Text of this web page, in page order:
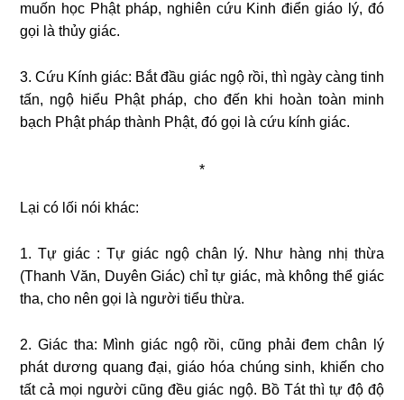
muốn học Phật pháp, nghiên cứu Kinh điển giáo lý, đó
gọi là thủy giác.
3. Cứu Kính giác: Bắt đầu giác ngộ rồi, thì ngày càng tinh
tấn, ngộ hiểu Phật pháp, cho đến khi hoàn toàn minh
bạch Phật pháp thành Phật, đó gọi là cứu kính giác.
*
Lại có lối nói khác:
1. Tự giác : Tự giác ngộ chân lý. Như hàng nhị thừa
(Thanh Văn, Duyên Giác) chỉ tự giác, mà không thể giác
tha, cho nên gọi là người tiểu thừa.
2. Giác tha: Mình giác ngộ rồi, cũng phải đem chân lý
phát dương quang đại, giáo hóa chúng sinh, khiến cho
tất cả mọi người cũng đều giác ngộ. Bồ Tát thì tự độ độ